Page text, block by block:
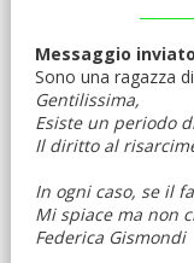
Messaggio
Sono una ragazza
Gentilissima,
Esiste un periodo
Il diritto al
In ogni caso, se il
Mi spiace ma non
Federica Gismondi